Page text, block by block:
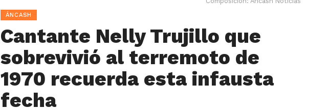
ÁNCASH
Cantante Nelly Trujillo que
sobrevivió al terremoto de
1970 recuerda esta infausta
fecha